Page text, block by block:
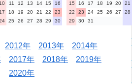
11 12 13 14 15
16
18 19 20 21 22
23
25 26 27 28 29 30
15
16 17 18 19 20
21
22
23 24 25 26 27
28
29
30 31
2012年 2013年
2014年
2017年 2018年
2019年
2020年